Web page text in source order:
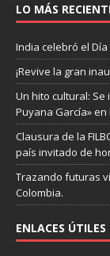
LO MÁS
India celebró el
¡Revive la gran
Un hito cultural:
Puyana García» en
Clausura de la
país invitado de
Trazando futuras
Colombia.
ENLACES ÚTILES